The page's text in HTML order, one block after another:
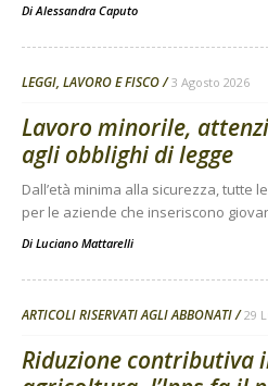
DiAlessandra Caputo
LEGGI, LAVORO E FISCO 3 Agosto 2026
Lavoro minorile,
agli obblighi di legge
Dall’età minima alla sicurezza, tutte
per le aziende che inseriscono
Di Luciano Mattarelli
ARTICOLI RISERVATI AGLI ABBONATI 29
Riduzione contributiva